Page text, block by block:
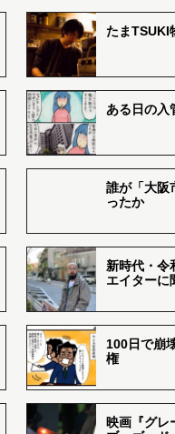
たまTSUKI
ある日の入
誰が「大阪
ったか
新時代・令
エイターに
100日で崩
権
映画『グレ